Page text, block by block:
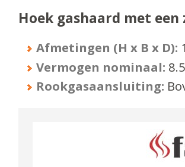
Hoek gashaard met
Afmetingen (H x B x D):
Vermogen nominaal: 8.5
Rookgasaansluiting: